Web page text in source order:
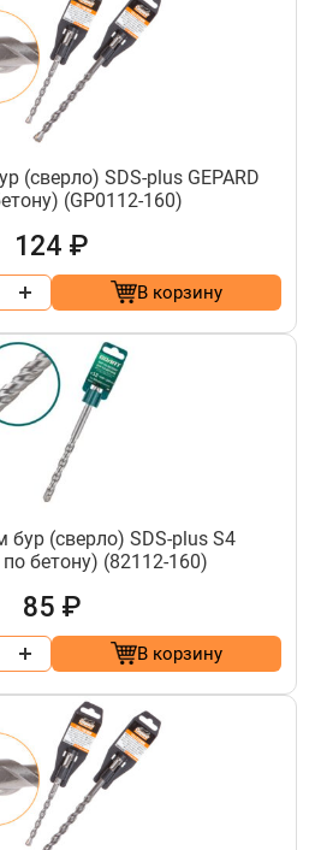
(сверло) SDS-plus GEPARD
(GP0112-160)
124 ₽
В корзину
бур (сверло) SDS-plus S4
бетону) (82112-160)
85 ₽
В корзину